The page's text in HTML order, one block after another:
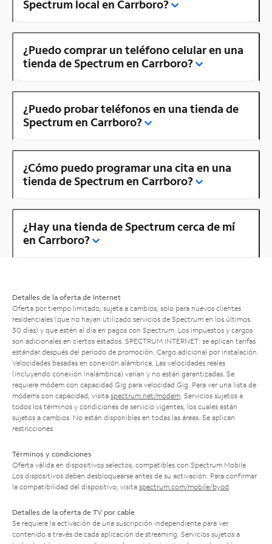
Spectrum local en Carrboro?
¿Puedo comprar un teléfono celular en una
tienda de Spectrum en Carrboro?
¿Puedo probar teléfonos en una tienda de
Spectrum en Carrboro?
¿Cómo puedo programar una cita en una
tienda de Spectrum en Carrboro?
¿Hay una tienda de Spectrum cerca de mí
en Carrboro?
Detalles de la oferta de Internet
Oferta por tiempo limitado; sujeta a cambios; solo para nuevos clientes
residenciales (que no hayan utilizado servicios de Spectrum en los últimos
30 días) y que estén al día en pagos con Spectrum. Los impuestos y cargos
son adicionales en ciertos estados. SPECTRUM INTERNET: se aplican tarifas
estándar después del período de promoción. Cargo adicional por instalación.
Velocidades basadas en conexión alámbrica. Las velocidades reales
(incluyendo conexión inalámbrica) varían y no están garantizadas. Se
requiere módem con capacidad Gig para velocidad Gig. Para ver una lista de
módems con capacidad, visita spectrum.net/modem . Servicios sujetos a
todos los términos y condiciones de servicio vigentes, los cuales están
sujetos a cambios. No están disponibles en todas las áreas. Se aplican
restricciones.
Términos y condiciones
Oferta válida en dispositivos selectos, compatibles con Spectrum Mobile.
Los dispositivos deben desbloquearse antes de su activación. Para confirmar
la compatibilidad del dispositivo, visita spectrum.com/mobile/byod
Detalles de la oferta de TV por cable
Se requiere la activación de una suscripción independiente para ver
contenido a través de cada aplicación de streaming. Servicios sujetos a